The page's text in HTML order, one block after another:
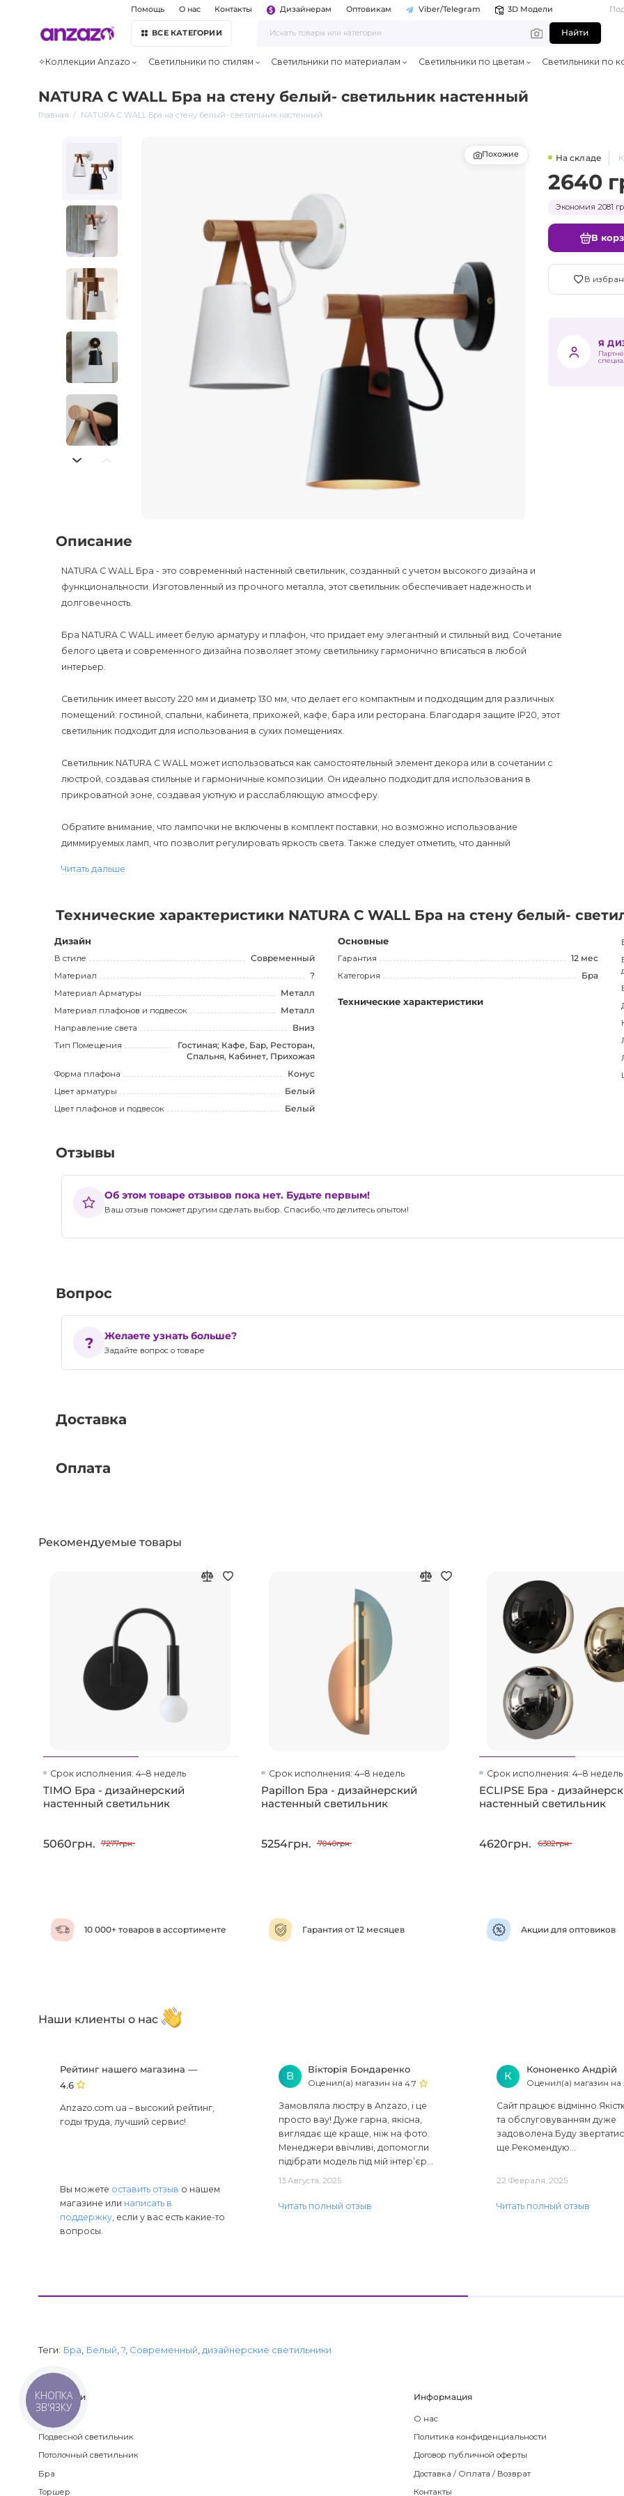
Помощь О нас Контакты Дизайнерам Оптовикам Viber/Telegram 3D Модели
ВСЕ КАТЕГОРИИ Найти
✧Коллекции Anzazo Светильники по стилям Светильники по материалам Светильники по цветам Светильники по
NATURA C WALL Бра на стену белый- светильник настенный
Главная NATURA C WALL Бра на стену белый- светильник настенный
Похожие На складе
2640
Экономия 2081
В
В
Я
Описание
NATURA C WALL Бра - это современный настенный светильник, созданный с учетом высокого дизайна и
функциональности. Изготовленный из прочного металла, этот светильник обеспечивает надежность и
долговечность.
Бра NATURA C WALL имеет белую арматуру и плафон, что придает ему элегантный и стильный вид. Сочетание
белого цвета и современного дизайна позволяет этому светильнику гармонично вписаться в любой
интерьер.
Светильник имеет высоту 220 мм и диаметр 130 мм, что делает его компактным и подходящим для различных
помещений: гостиной, спальни, кабинета, прихожей, кафе, бара или ресторана. Благодаря защите IP20, этот
светильник подходит для использования в сухих помещениях.
Светильник NATURA C WALL может использоваться как самостоятельный элемент декора или в сочетании с
люстрой, создавая стильные и гармоничные композиции. Он идеально подходит для использования в
прикроватной зоне, создавая уютную и расслабляющую атмосферу.
Обратите внимание, что лампочки не включены в комплект поставки, но возможно использование
диммируемых ламп, что позволит регулировать яркость света. Также следует отметить, что данный
Он не только улучшит интерьер вашего дома или коммерческого пространства, но и создаст приятную и
расслабляющую атмосферу. Купив этот светильник, вы получите надежный и качественный продукт,
который прослужит вам долгие годы. Не упустите возможность приобрести этот стильный и элегантный
светильник для вашего дома или бизнеса.
Читать дальше
Технические характеристики NATURA C WALL Бра на стену белый-
Дизайн
В стиле
Современный
Материал
?
Материал Арматуры
Металл
Материал плафонов и подвесок
Металл
Направление света
Вниз
Тип Помещения
Гостиная; Кафе, Бар, Ресторан,
Спальня, Кабинет, Прихожая
Форма плафона
Конус
Цвет арматуры
Белый
Цвет плафонов и подвесок
Белый
Основные
Гарантия
12 мес
Категория
Бра
Технические характеристики
Отзывы
Об этом товаре отзывов пока нет. Будьте первым!
Ваш отзыв поможет другим сделать выбор. Спасибо, что делитесь опытом!
Вопрос
Желаете узнать больше?
Задайте вопрос о товаре
Доставка
Оплата
Рекомендуемые товары
Срок исполнения: 4–8 недель
TIMO Бра - дизайнерский
настенный светильник
5060грн. 7277грн.
Срок исполнения: 4–8 недель
Papillon Бра - дизайнерский
настенный светильник
5254грн. 7040грн.
Срок исполнения: 4–8 недель
ECLIPSE Бра -
настенный светильник
4620грн. 6382грн.
10 000+ товаров в ассортименте Гарантия от 12 месяцев Акции для оптовиков
Наши клиенты о нас
Рейтинг нашего магазина —
4.6
Anzazo.com.ua – высокий рейтинг,
годы труда, лучший сервис!
Вы можете оставить отзыв о нашем
магазине или написать в
поддержку , если у вас есть какие-то
вопросы.
В
Вікторія Бондаренко
Оценил(а) магазин на4.7
Замовляла люстру в Anzazo, і це
просто вау! Дуже гарна, якісна,
виглядає ще краще, ніж на фото.
Менеджери ввічливі, допомогли
підібрати модель під мій інтер’єр...
13 Августа, 2025
Читать полный отзыв
К
Кононенко Андрій
Оценил(а) магазин на
Сайт працює
та обслуговуванням дуже
задоволена.Буду
ще.Рекомендую...
22 Февраля, 2025
Читать полный отзыв
Теги: Бра Белый ,? Современный дизайнерские светильники
Категории
Подвесной светильник
Потолочный светильник
Бра
Торшер
Информация
О нас
Политика конфиденциальности
Договор публичной оферты
Доставка / Оплата / Возврат
Контакты
КНОПКА
ЗВ'ЯЗКУ